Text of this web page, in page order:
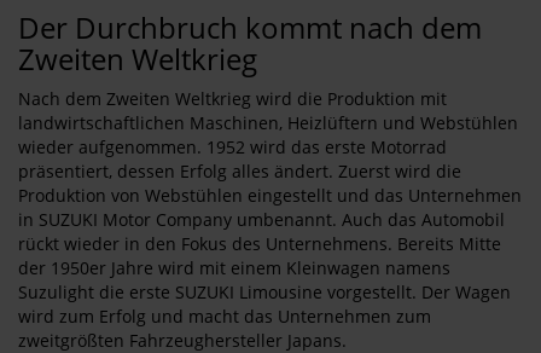
Der Durchbruch kommt nach dem
Zweiten Weltkrieg
Nach dem Zweiten Weltkrieg wird die Produktion mit
landwirtschaftlichen Maschinen, Heizlüftern und Webstühlen
wieder aufgenommen. 1952 wird das erste Motorrad
präsentiert, dessen Erfolg alles ändert. Zuerst wird die
Produktion von Webstühlen eingestellt und das Unternehmen
in SUZUKI Motor Company umbenannt. Auch das Automobil
rückt wieder in den Fokus des Unternehmens. Bereits Mitte
der 1950er Jahre wird mit einem Kleinwagen namens
Suzulight die erste SUZUKI Limousine vorgestellt. Der Wagen
wird zum Erfolg und macht das Unternehmen zum
zweitgrößten Fahrzeughersteller Japans.